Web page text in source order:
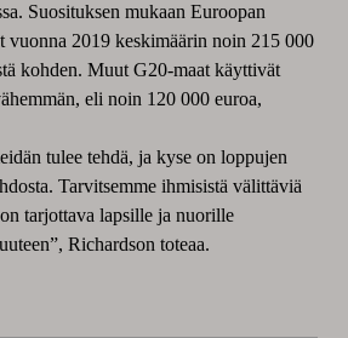
Suosituksen mukaan Euroopan
vuonna 2019 keskimäärin noin 215 000
kohden. Muut G20-maat käyttivät
eli noin 120 000 euroa,
tulee tehdä, ja kyse on loppujen
Tarvitsemme ihmisistä välittäviä
tarjottava lapsille ja nuorille
Richardson toteaa.